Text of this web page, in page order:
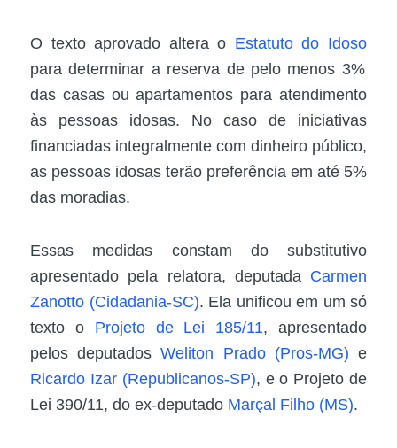
O texto aprovado altera o Estatuto do Idoso
para determinar a reserva de pelo menos 3%
das casas ou apartamentos para atendimento
às pessoas idosas. No caso de iniciativas
financiadas integralmente com dinheiro público,
as pessoas idosas terão preferência em até 5%
das moradias.
Essas medidas constam do substitutivo
apresentado pela relatora, deputada Carmen
Zanotto (Cidadania-SC). Ela unificou em um só
texto o Projeto de Lei 185/11, apresentado
pelos deputadosWeliton Prado (Pros-MG) e
Ricardo Izar (Republicanos-SP), e o Projeto de
Lei 390/11, do ex-deputado Marçal Filho (MS).